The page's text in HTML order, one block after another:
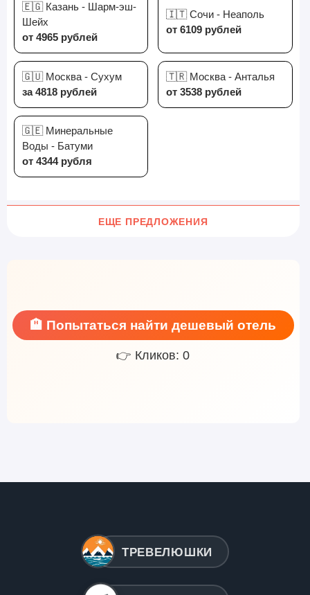
🇪🇬 Казань - Шарм-эш-
Шейх
от 4965 рублей
🇮🇹 Сочи - Неаполь
от 6109 рублей
🇬🇺 Москва - Сухум
за 4818 рублей
🇹🇷 Москва - Анталья
от 3538 рублей
🇬🇪 Минеральные
Воды - Батуми
от 4344 рубля
ЕЩЕ ПРЕДЛОЖЕНИЯ
🏨 Попытаться найти дешевый отель
👉 Кликов: 0
ТРЕВЕЛЮШКИ